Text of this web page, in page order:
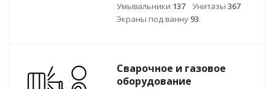
Умывальники 137 Унитазы 367
Экраны под ванну 93
Сварочное и газовое
оборудование